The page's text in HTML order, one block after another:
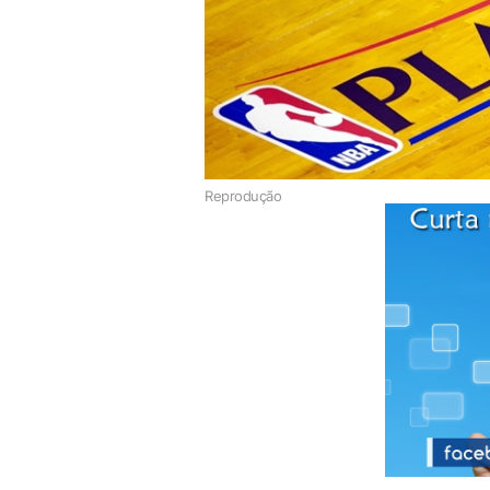
Reprodução